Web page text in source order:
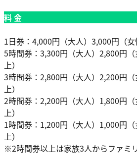
料 金
1日券：4,000円（大人）3,000円（女
5時間券：3,300円（大人）2,800円
上）
3時間券：2,800円（大人）2,200円
上）
2時間券：2,200円（大人）1,800円
上）
1時間券：1,200円（大人）1,000円
上）
※2時間券以上は家族3人からファミ